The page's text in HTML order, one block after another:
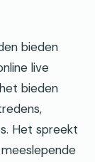
bieden
live
bieden
Het spreekt